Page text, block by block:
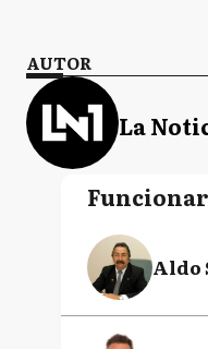
AUTOR
La
Aldo